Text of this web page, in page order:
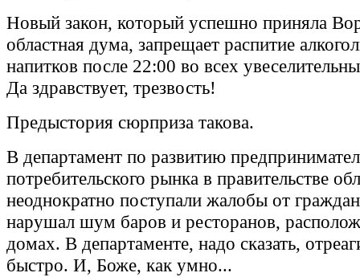
Новый закон, который успешно приняла
областная дума, запрещает распитие
напитков после 22:00 во всех
Да здравствует, трезвость!
Предыстория сюрприза такова.
В департамент по развитию
потребительского рынка в правительстве
неоднократно поступали жалобы от
нарушал шум баров и ресторанов,
домах. В департаменте, надо сказать,
быстро. И, Боже, как умно...